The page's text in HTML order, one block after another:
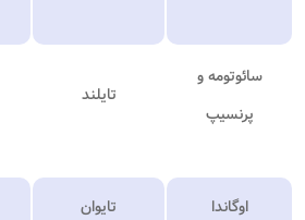
سائوتومه و
پرنسیپ
تایلند
اوگاندا تایوان